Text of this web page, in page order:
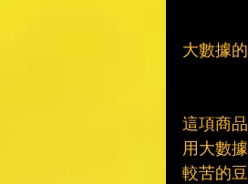
大數據
這項商
用大數
較苦的